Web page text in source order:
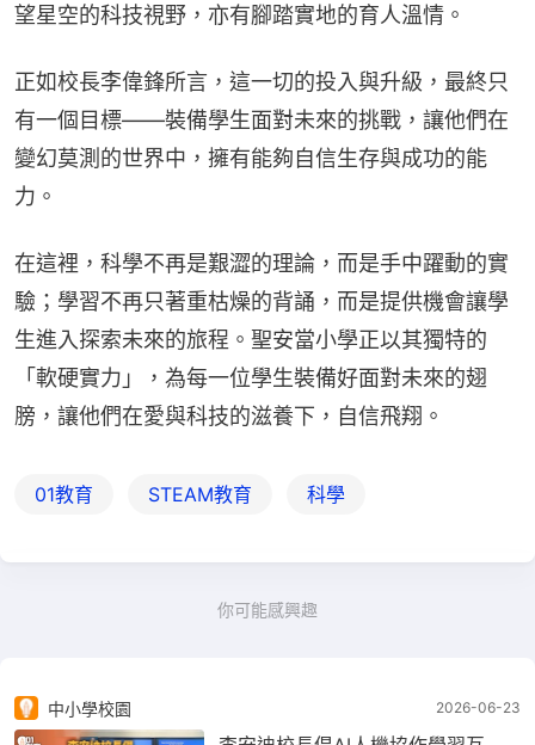
望星空的科技視野，亦有腳踏實地的育人溫情。
正如校長李偉鋒所言，這一切的投入與升級，最終只
有一個目標——裝備學生面對未來的挑戰，讓他們在
變幻莫測的世界中，擁有能夠自信生存與成功的能
力。
在這裡，科學不再是艱澀的理論，而是手中躍動的實
驗；學習不再只著重枯燥的背誦，而是提供機會讓學
生進入探索未來的旅程。聖安當小學正以其獨特的
「軟硬實力」，為每一位學生裝備好面對未來的翅
膀，讓他們在愛與科技的滋養下，自信飛翔。
01教育 STEAM教育 科學
你可能感興趣
中小學校園 2026-06-23